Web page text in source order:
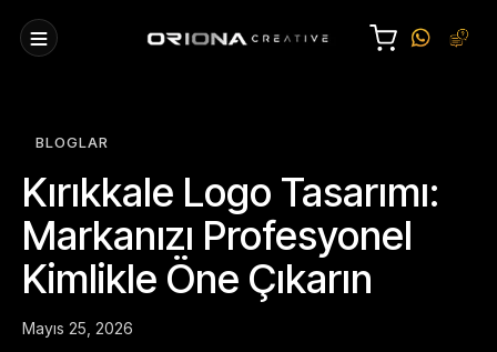
BLOGLAR
Kırıkkale Logo Tasarımı:
Markanızı Profesyonel
Kimlikle Öne Çıkarın
Mayıs 25, 2026